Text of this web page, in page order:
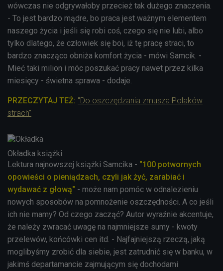
wówczas nie odgrywałoby przecież tak dużego znaczenia.
- To jest bardzo mądre, bo praca jest ważnym elementem
naszego życia i jeśli się robi coś, czego się nie lubi, albo
tylko dlatego, że człowiek się boi, iż tę pracę straci, to
bardzo znacząco obniża komfort życia - mówi Samcik. -
Mieć taki milion i móc poszukać pracy nawet przez kilka
miesięcy - świetna sprawa - dodaje.
PRZECZYTAJ TEŻ: "Do oszczędzania zmusza Polaków
strach"
Okładka książki
Lektura najnowszej książki Samcika - "100 potwornych
opowieści o pieniądzach, czyli jak żyć, zarabiać i
wydawać z głową" - może nam pomóc w odnalezieniu
nowych sposobów na pomnożenie oszczędności. A co jeśli
ich nie mamy? Od czego zacząć? Autor wyraźnie akcentuje,
że należy zwracać uwagę na najmniejsze sumy - kwoty
przelewów, końcówki cen itd. - Najfajniejszą rzeczą, jaką
moglibyśmy zrobić dla siebie, jest zatrudnić się w banku, w
jakimś departamancie zajmującym się dochodami